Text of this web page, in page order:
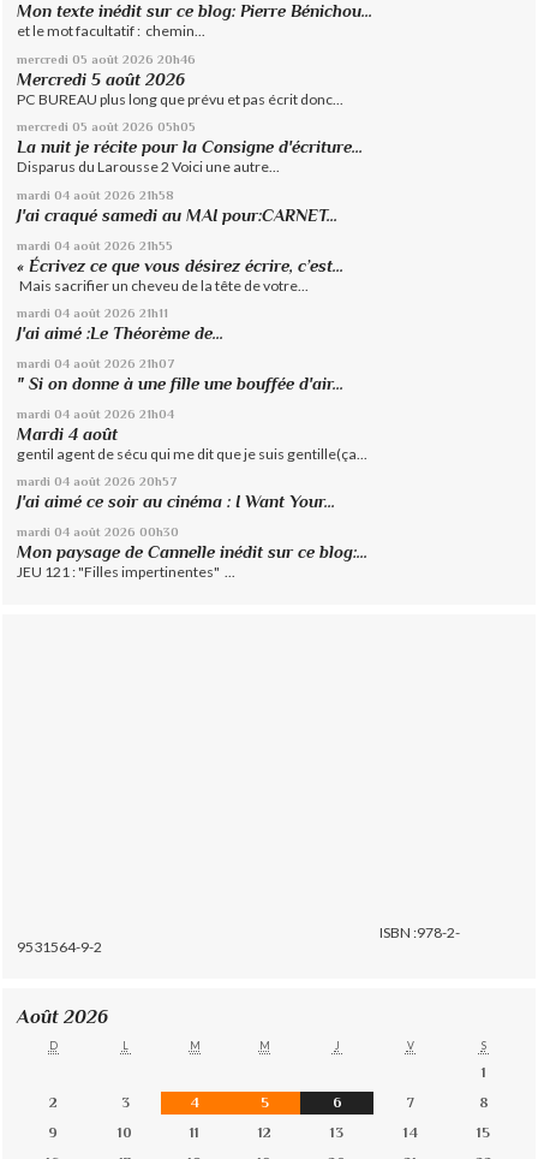
Mon texte inédit sur ce blog: Pierre Bénichou...
et le mot facultatif : chemin...
mercredi 05 août 2026 20h46
Mercredi 5 août 2026
PC BUREAU plus long que prévu et pas écrit donc...
mercredi 05 août 2026 05h05
La nuit je récite pour la Consigne d'écriture...
Disparus du Larousse 2 Voici une autre...
mardi 04 août 2026 21h58
J'ai craqué samedi au MAI pour:CARNET...
mardi 04 août 2026 21h55
« Écrivez ce que vous désirez écrire, c’est...
Mais sacrifier un cheveu de la tête de votre...
mardi 04 août 2026 21h11
J'ai aimé :Le Théorème de...
mardi 04 août 2026 21h07
" Si on donne à une fille une bouffée d'air...
mardi 04 août 2026 21h04
Mardi 4 août
gentil agent de sécu qui me dit que je suis gentille(ça...
mardi 04 août 2026 20h57
J'ai aimé ce soir au cinéma : I Want Your...
mardi 04 août 2026 00h30
Mon paysage de Cannelle inédit sur ce blog:...
JEU 121 : "Filles impertinentes" ...
ISBN :978-2-
9531564-9-2
Août 2026
D L M M J V S
1
2
3 4 5 6 7
8
9
10 11 12 13 14
15